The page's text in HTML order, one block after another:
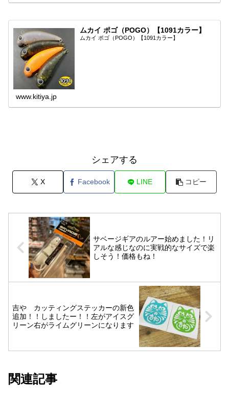
ムカイ ポゴ（POGO）【1091カラー】
ムカイ ポゴ（POGO）【1091カラー】
www.kitiya.jp
シェアする
X Facebook LINE コピー
サベージギアのルアー始めました！リ
アルな感じなのに実戦的なサイズで楽
しそう！価格もね！
吉や カッティングステッカーの新色
追加！！しましたー！！左がアイスグ
リーン右がライムグリーンになります
関連記事